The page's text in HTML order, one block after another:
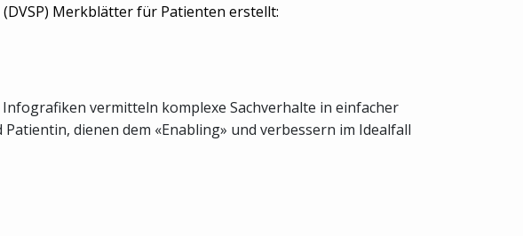
Merkblätter für Patienten erstellt:
vermitteln komplexe Sachverhalte in einfacher
dienen dem «Enabling» und verbessern im Idealfall